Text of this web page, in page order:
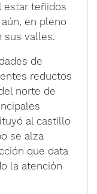
estar teñidos
en pleno
sus valles.
de
reductos
norte de
al castillo
se alza
que data
la atención